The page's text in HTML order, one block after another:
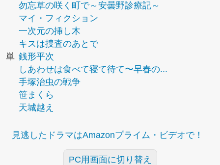
勿忘草の咲く町で～安曇野診療記～
マイ・フィクション
一次元の挿し木
キスは捜査のあとで
単 銭形平次
しあわせは食べて寝て待て〜早春の...
手塚治虫の戦争
笹まくら
天城越え
見逃したドラマはAmazonプライム・ビデオで！
PC用画面に切り替え